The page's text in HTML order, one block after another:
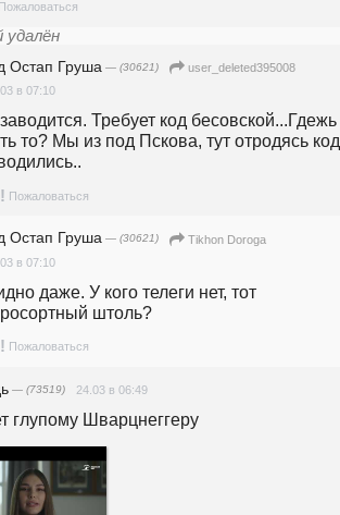
Пожаловаться
удалён
Остап Груша — (30621)
user_deleted395008
в 07:10
Требует код бесовской...Гдежь
то? Мы из под Пскова, тут отродясь
! Пожаловаться
Остап Груша — (30621)
Tikhon Doroga
в 07:10
даже. У кого телеги нет, тот
штоль?
! Пожаловаться
— (73519) 24.03 в 06:49
глупому Шварцнеггеру